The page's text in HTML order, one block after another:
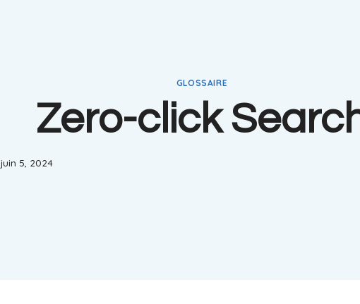
GLOSSAIRE
Zero-click
juin 5, 2024